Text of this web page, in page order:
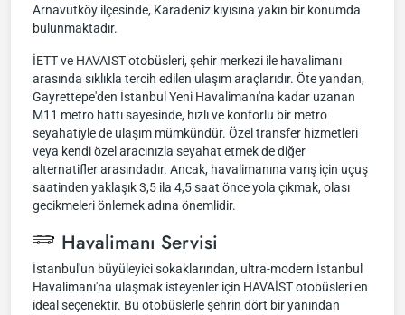
Arnavutköy ilçesinde, Karadeniz kıyısına yakın bir konumda
bulunmaktadır.
İETT ve HAVAIST otobüsleri, şehir merkezi ile havalimanı
arasında sıklıkla tercih edilen ulaşım araçlarıdır. Öte yandan,
Gayrettepe'den İstanbul Yeni Havalimanı'na kadar uzanan
M11 metro hattı sayesinde, hızlı ve konforlu bir metro
seyahatiyle de ulaşım mümkündür. Özel transfer hizmetleri
veya kendi özel aracınızla seyahat etmek de diğer
alternatifler arasındadır. Ancak, havalimanına varış için uçuş
saatinden yaklaşık 3,5 ila 4,5 saat önce yola çıkmak, olası
gecikmeleri önlemek adına önemlidir.
Havalimanı Servisi
İstanbul'un büyüleyici sokaklarından, ultra-modern İstanbul
Havalimanı'na ulaşmak isteyenler için HAVAİST otobüsleri en
ideal seçenektir. Bu otobüslerle şehrin dört bir yanından